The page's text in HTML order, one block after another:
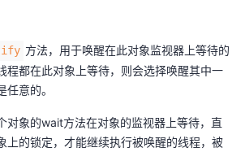
方法，用于唤醒在此对象监视器上等待的
程都在此对象上等待，则会选择唤醒其中一
意的。
对象的wait方法在对象的监视器上等待，直
上的锁定，才能继续执行被唤醒的线程，被